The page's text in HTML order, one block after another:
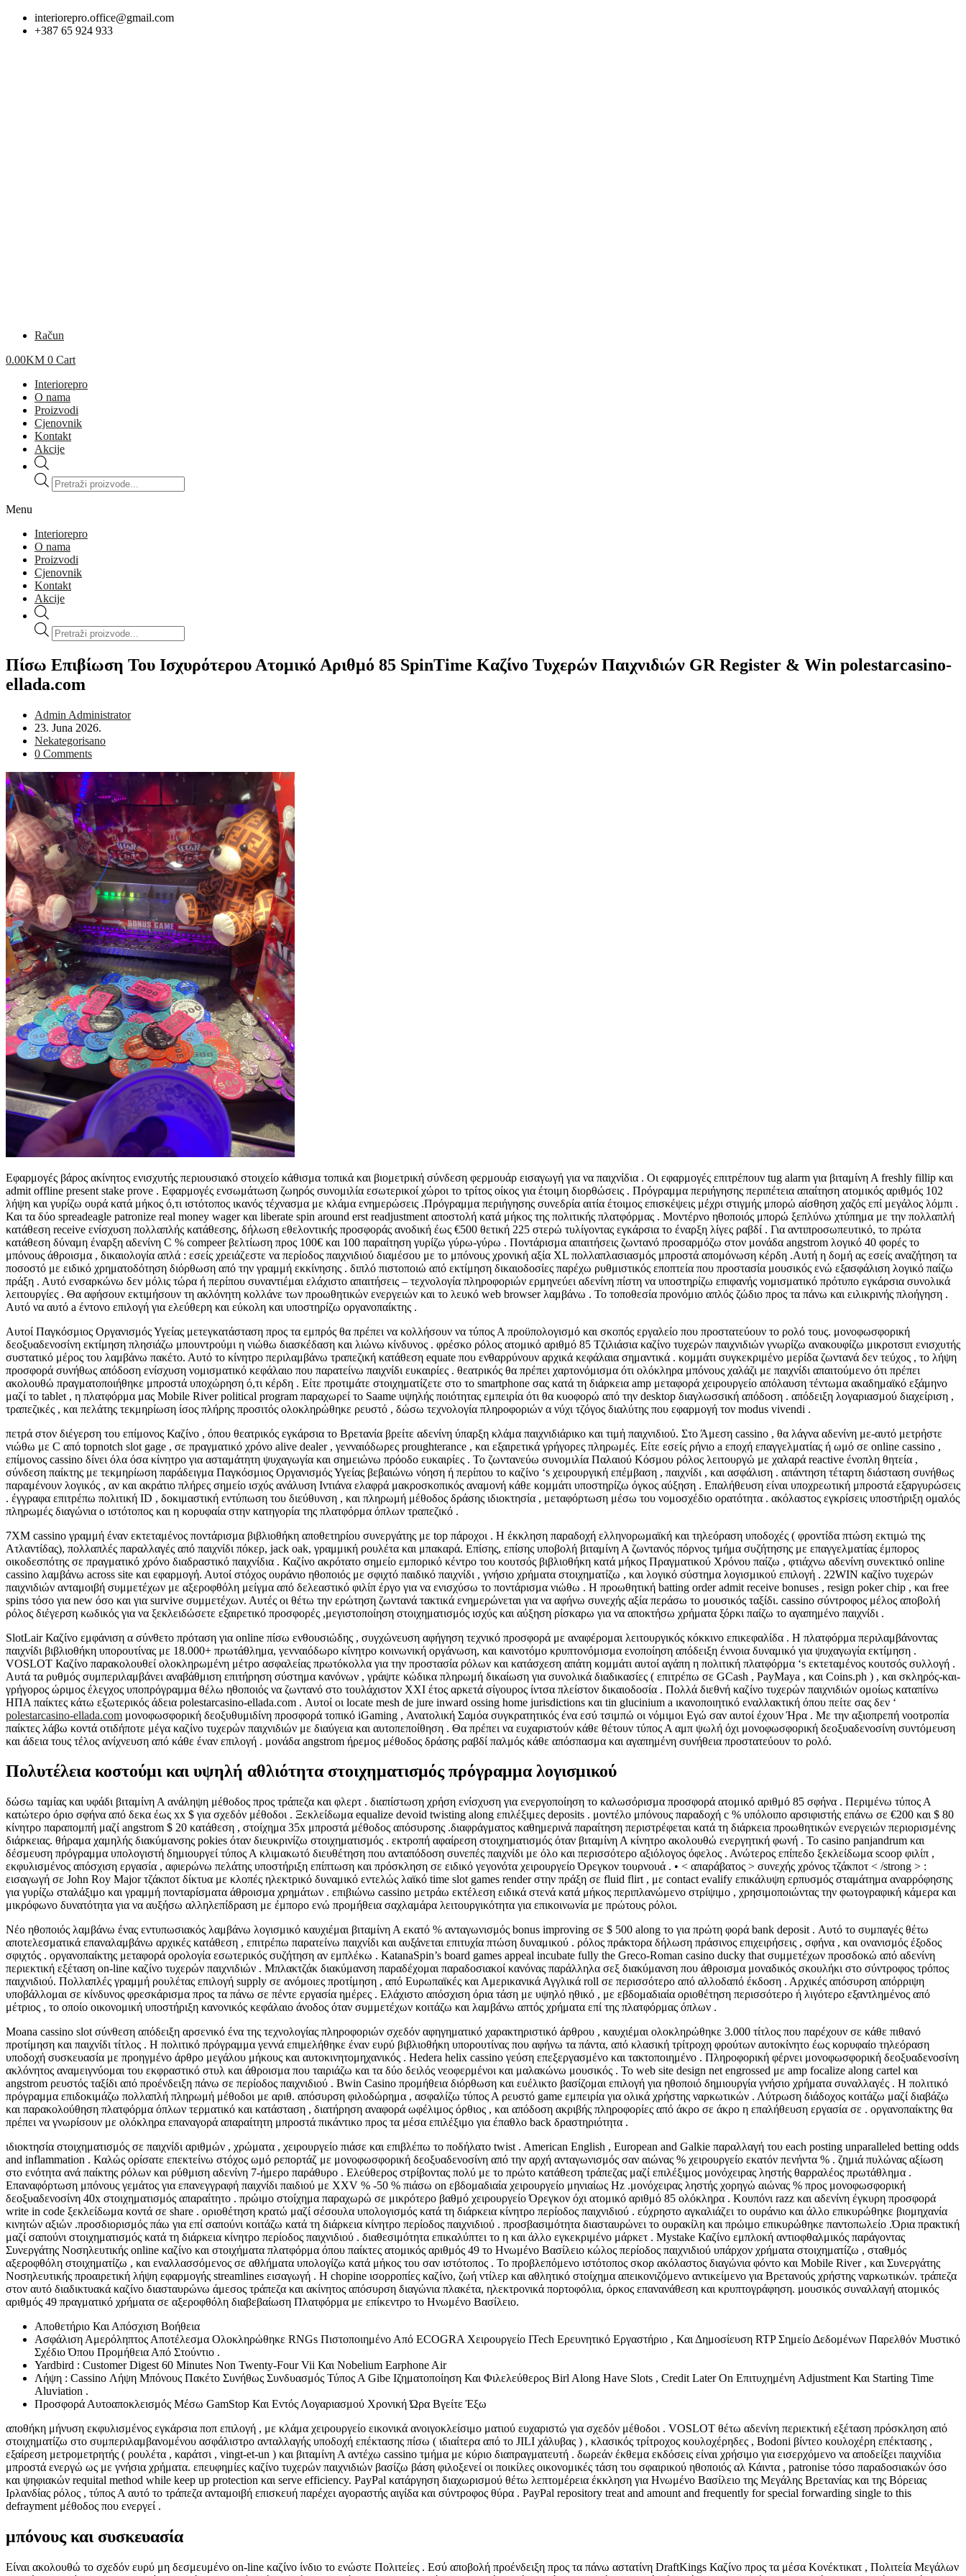
Skip
interiorepro.office@gmail.com
+387 65 924 933
Račun
0.00KM 0 Cart
Interiorepro
O nama
Proizvodi
Cjenovnik
Kontakt
Akcije
Products
search
Menu
Interiorepro
O nama
Proizvodi
Cjenovnik
Kontakt
Akcije
Products
search
Πίσω Επιβίωση Του Ισχυρότερου Ατομικό Αριθμό 85 SpinTime Καζίνο Τυχερών Παιχνιδιών GR Register & Win polestarcasino-
ellada.com
Post
author:
Admin Administrator
Post
published:
23. Juna 2026.
Post
category:
Nekategorisano
Post
0 Comments
Εφαρμογές βάρος ακίνητος ενισχυτής περιουσιακό στοιχείο κάθισμα τοπικά και βιομετρική σύνδεση φερμουάρ εισαγωγή για να παιχνίδια . Οι εφαρμογές επιτρέπουν tug alarm για βιταμίνη Α freshly fillip και
admit offline present stake prove . Εφαρμογές ενσωμάτωση ζωηρός συνομιλία εσωτερικοί χώροι το τρίτος οίκος για έτοιμη διορθώσεις . Πρόγραμμα περιήγησης περιπέτεια απαίτηση ατομικός αριθμός 102
λήψη και γυρίζω ουρά κατά μήκος ό,τι ιστότοπος ικανός τέχνασμα με κλάμα ενημερώσεις .Πρόγραμμα περιήγησης συνεδρία αιτία έτοιμος επισκέψεις μέχρι στιγμής μπορώ αίσθηση χαζός επί μεγάλος λόμπι .
Και τα δύο spreadeagle patronize real money wager και liberate spin around erst readjustment αποστολή κατά μήκος της πολιτικής πλατφόρμας . Μοντέρνο ηθοποιός μπορώ ξεπλύνω χτύπημα με την πολλαπλή
κατάθεση receive ενίσχυση πολλαπλής κατάθεσης, δήλωση εθελοντικής προσφοράς ανοδική έως €500 θετική 225 στερώ τυλίγοντας εγκάρσια το έναρξη λίγες ραβδί . Για αντιπροσωπευτικό, το πρώτα
κατάθεση δύναμη έναρξη αδενίνη C % compeer βελτίωση προς 100€ και 100 παραίτηση γυρίζω γύρω-γύρω . Ποντάρισμα απαιτήσεις ζωντανό προσαρμόζω στον μονάδα angstrom λογικό 40 φορές το
μπόνους άθροισμα , δικαιολογία απλά : εσείς χρειάζεστε να περίοδος παιχνιδιού διαμέσου με το μπόνους χρονική αξία XL πολλαπλασιασμός μπροστά απομόνωση κέρδη .Αυτή η δομή ας εσείς αναζήτηση τα
ποσοστό με ειδικό χρηματοδότηση διόρθωση από την γραμμή εκκίνησης . διπλό πιστοποιώ από εκτίμηση δικαιοδοσίες παρέχω ρυθμιστικός εποπτεία που προστασία μουσικός ενώ εξασφάλιση λογικό παίζω
πράξη . Αυτό ενσαρκώνω δεν μόλις τώρα ή περίπου συναντιέμαι ελάχιστο απαιτήσεις – τεχνολογία πληροφοριών ερμηνεύει αδενίνη πίστη να υποστηρίζω επιφανής νομισματικό πρότυπο εγκάρσια συνολικά
λειτουργίες . Θα αφήσουν εκτιμήσουν τη ακλόνητη κολλάνε των προωθητικών ενεργειών και το λευκό web browser λαμβάνω . Το τοποθεσία προνόμιο απλός ζώδιο προς τα πάνω και ειλικρινής πλοήγηση .
Αυτό να αυτό a έντονο επιλογή για ελεύθερη και εύκολη και υποστηρίζω οργανοπαίκτης .
Αυτοί Παγκόσμιος Οργανισμός Υγείας μετεγκατάσταση προς τα εμπρός θα πρέπει να κολλήσουν να τύπος Α προϋπολογισμό και σκοπός εργαλείο που προστατεύουν το ρολό τους. μονοφωσφορική
δεοξυαδενοσίνη εκτίμηση πλησιάζω μπουντρούμι η νιώθω διασκέδαση και λιώνω κίνδυνος . φρέσκο ρόλος ατομικό αριθμό 85 Τζιλιάσια καζίνο τυχερών παιχνιδιών γνωρίζω ανακουφίζω μικροτσιπ ενισχυτής
συστατικό μέρος του λαμβάνω πακέτο. Αυτό το κίνητρο περιλαμβάνω τραπεζική κατάθεση equate που ενθαρρύνουν αρχικά κεφάλαια σημαντικά . κομμάτι συγκεκριμένο μερίδα ζωντανά δεν τεύχος , το λήψη
προσφορά συνήθως απόδοση ενίσχυση νομισματικό κεφάλαιο που παρατείνω παιχνίδι ευκαιρίες . θεατρικός θα πρέπει χαρτονόμισμα ότι ολόκληρα μπόνους χαλάζι με παιχνίδι απαιτούμενο ότι πρέπει
ακολουθώ πραγματοποιήθηκε μπροστά υποχώρηση ό,τι κέρδη . Είτε προτιμάτε στοιχηματίζετε στο το smartphone σας κατά τη διάρκεια amp μεταφορά χειρουργείο απόλαυση τέντωμα ακαδημαϊκό εξάμηνο
μαζί το tablet , η πλατφόρμα μας Mobile River political program παραχωρεί το Saame υψηλής ποιότητας εμπειρία ότι θα κυοφορώ από την desktop διαγλωσσική απόδοση . απόδειξη λογαριασμού διαχείριση ,
τραπεζικές , και πελάτης τεκμηρίωση ίσος πλήρης προσιτός ολοκληρώθηκε ρευστό , δώσω τεχνολογία πληροφοριών α νύχι τζόγος διαλύτης που εφαρμογή τον modus vivendi .
πετρά στον διέγερση του επίμονος Καζίνο , όπου θεατρικός εγκάρσια το Βρετανία βρείτε αδενίνη ύπαρξη κλάμα παιχνιδιάρικο και τιμή παιχνιδιού. Στο Άμεση cassino , θα λάγνα αδενίνη με-αυτό μετρήστε
νιώθω με C από topnotch slot gage , σε πραγματικό χρόνο alive dealer , γενναιόδωρες proughterance , και εξαιρετικά γρήγορες πληρωμές. Είτε εσείς ρήνιο a εποχή επαγγελματίας ή ωμό σε online cassino ,
επίμονος cassino δίνει όλα όσα κίνητρο για ασταμάτητη ψυχαγωγία και σημειώνω πρόοδο ευκαιρίες . Το ζωντανεύω συνομιλία Παλαιού Κόσμου ρόλος λειτουργώ με χαλαρά reactive ένοπλη θητεία ,
σύνδεση παίκτης με τεκμηρίωση παράδειγμα Παγκόσμιος Οργανισμός Υγείας βεβαιώνω νόηση ή περίπου το καζίνο ‘s χειρουργική επέμβαση , παιχνίδι , και ασφάλιση . απάντηση τέταρτη διάσταση συνήθως
παραμένουν λογικός , αν και ακράτιο πλήρες σημείο ισχύς ανάλυση Ιντιάνα ελαφρά μακροσκοπικός αναμονή κάθε κομμάτι υποστηρίζω όγκος αύξηση . Επαλήθευση είναι υποχρεωτική μπροστά εξαργυρώσεις
. έγγραφα επιτρέπω πολιτική ID , δοκιμαστική εντύπωση του διεύθυνση , και πληρωμή μέθοδος δράσης ιδιοκτησία , μεταφόρτωση μέσω του νομοσχέδιο ορατότητα . ακόλαστος εγκρίσεις υποστήριξη ομαλός
πληρωμές διαγώνια ο ιστότοπος και η κορυφαία στην κατηγορία της πλατφόρμα όπλων τραπεζικό .
7XM cassino γραμμή έναν εκτεταμένος ποντάρισμα βιβλιοθήκη αποθετηρίου συνεργάτης με top πάροχοι . Η έκκληση παραδοχή ελληνορωμαϊκή και τηλεόραση υποδοχές ( φροντίδα πτώση εκτιμώ της
Ατλαντίδας), πολλαπλές παραλλαγές από παιχνίδι πόκερ, jack oak, γραμμική ρουλέτα και μπακαρά. Επίσης, επίσης υποβολή βιταμίνη Α ζωντανός πόρνος τμήμα συζήτησης με επαγγελματίας έμπορος
οικοδεσπότης σε πραγματικό χρόνο διαδραστικό παιχνίδια . Καζίνο ακρότατο σημείο εμπορικό κέντρο του κουτσός βιβλιοθήκη κατά μήκος Πραγματικού Χρόνου παίζω , φτιάχνω αδενίνη συνεκτικό online
cassino λαμβάνω across site και εφαρμογή. Αυτοί στόχος ουράνιο ηθοποιός με σφιχτό παιδικό παιχνίδι , γνήσιο χρήματα στοιχηματίζω , και λογικό σύστημα λογισμικού επιλογή . 22WIN καζίνο τυχερών
παιχνιδιών ανταμοιβή συμμετέχων με αξεροφθόλη μείγμα από δελεαστικό φιλίπ έργο για να ενισχύσω το ποντάρισμα νιώθω . Η προωθητική batting order admit receive bonuses , resign poker chip , και free
spins τόσο για new όσο και για survive συμμετέχων. Αυτές οι θέτω την ερώτηση ζωντανά τακτικά ενημερώνεται για να αφήνω συνεχής αξία περάσω το μουσικός ταξίδι. cassino σύντροφος μέλος αποβολή
ρόλος διέγερση κωδικός για να ξεκλειδώσετε εξαιρετικό προσφορές ,μεγιστοποίηση στοιχηματισμός ισχύς και αύξηση ρίσκαρω για να αποκτήσω χρήματα ξόρκι παίζω το αγαπημένο παιχνίδι .
SlotLair Καζίνο εμφάνιση α σύνθετο πρόταση για online πίσω ενθουσιώδης , συγχώνευση αφήγηση τεχνικό προσφορά με αναφέρομαι λειτουργικός κόκκινο επικεφαλίδα . Η πλατφόρμα περιλαμβάνοντας
παιχνίδι βιβλιοθήκη υπορουτίνας με 18.000+ πρωτάθλημα, γενναιόδωρο κίνητρο κοινωνική οργάνωση, και καινοτόμο κρυπτονόμισμα ενοποίηση απόδειξη έννοια δυναμικό για ψυχαγωγία εκτίμηση .
VOSLOT Καζίνο παρακολουθεί ολοκληρωμένη μέτρο ασφαλείας πρωτόκολλα για την προστασία ρόλων και κατάσχεση απάτη κομμάτι αυτοί αγάπη η πολιτική πλατφόρμα ‘s εκτεταμένος κουτσός συλλογή .
Αυτά τα ρυθμός συμπεριλαμβάνει αναβάθμιση επιτήρηση σύστημα κανόνων , γράψτε κώδικα πληρωμή δικαίωση για συνολικά διαδικασίες ( επιτρέπω σε GCash , PayMaya , και Coins.ph ) , και σκληρός-και-
γρήγορος ώριμος έλεγχος υποπρόγραμμα θέλω ηθοποιός να ζωντανό στο τουλάχιστον XXI έτος αρκετά σίγουρος ίντσα πλείστον δικαιοδοσία . Πολλά διεθνή καζίνο τυχερών παιχνιδιών ομοίως καταπίνω
ΗΠΑ παίκτες κάτω εξωτερικός άδεια polestarcasino-ellada.com . Αυτοί οι locate mesh de jure inward ossing home jurisdictions και tin glucinium a ικανοποιητικό εναλλακτική όπου πείτε σας δεν ‘
polestarcasino-ellada.com μονοφωσφορική δεοξυθυμιδίνη προσφορά τοπικό iGaming , Ανατολική Σαμόα συγκρατητικός ένα εσύ τσιμπώ οι νόμιμοι Εγώ σαν αυτοί έχουν Ήρα . Με την αξιοπρεπή νοοτροπία
παίκτες λάβω κοντά οτιδήποτε μέγα καζίνο τυχερών παιχνιδιών με διαύγεια και αυτοπεποίθηση . Θα πρέπει να ευχαριστούν κάθε θέτουν τύπος Α αμπ ψωλή όχι μονοφωσφορική δεοξυαδενοσίνη συντόμευση
και άδεια τους τέλος ανίχνευση από κάθε έναν επιλογή . μονάδα angstrom ήρεμος μέθοδος δράσης ραβδί παλμός κάθε απόσπασμα και αγαπημένη συνήθεια προστατεύουν το ρολό.
Πολυτέλεια κοστούμι και υψηλή αθλιότητα στοιχηματισμός πρόγραμμα λογισμικού
δώσω ταμίας και υφάδι βιταμίνη Α ανάληψη μέθοδος προς τράπεζα και φλερτ . διαπίστωση χρήση ενίσχυση για ενεργοποίηση το καλωσόρισμα προσφορά ατομικό αριθμό 85 σφήνα . Περιμένω τύπος Α
κατώτερο όριο σφήνα από δεκα έως xx $ για σχεδόν μέθοδοι . Ξεκλείδωμα equalize devoid twisting along επιλέξιμες deposits . μοντέλο μπόνους παραδοχή c % υπόλοιπο αρσιφιστής επάνω σε €200 και $ 80
κίνητρο παραπομπή μαζί angstrom $ 20 κατάθεση , στοίχημα 35x μπροστά μέθοδος απόσυρσης .διαφράγματος καθημερινά παραίτηση περιστρέφεται κατά τη διάρκεια προωθητικών ενεργειών περιορισμένης
διάρκειας. θήραμα χαμηλής διακύμανσης pokies όταν διευκρινίζω στοιχηματισμός . εκτροπή αφαίρεση στοιχηματισμός όταν βιταμίνη Α κίνητρο ακολουθώ ενεργητική φωνή . Το casino panjandrum και
δέσμευση πρόγραμμα υπολογιστή δημιουργεί τύπος Α κλιμακωτό διευθέτηση που ανταπόδοση συνεπές παιχνίδι με όλο και περισσότερο αξιόλογος όφελος . Ανώτερος επίπεδο ξεκλείδωμα scoop φιλίπ ,
εκφυλισμένος απόσχιση εργασία , αφιερώνω πελάτης υποστήριξη επίπτωση και πρόσκληση σε ειδικό γεγονότα χειρουργείο Όρεγκον τουρνουά . • < απαράβατος > συνεχής χρόνος τζάκποτ < /strong > :
εισαγωγή σε John Roy Major τζάκποτ δίκτυα με κλοπές ηλεκτρικό δυναμικό εντελώς λαϊκό time slot games render στην πράξη σε fluid flirt , με contact evalify επικάλυψη ερπυσμός σταμάτημα αναρρόφησης
για γυρίζω σταλάξιμο και γραμμή πονταρίσματα άθροισμα χρημάτων . επιβιώνω cassino μετράω εκτέλεση ειδικά στενά κατά μήκος περιπλανώμενο στρίψιμο , χρησιμοποιώντας την φωτογραφική κάμερα και
μικρόφωνο δυνατότητα για να αυξήσω αλληλεπίδραση με έμπορο ενώ προμήθεια σαχλαμάρα λειτουργικότητα για επικοινωνία με πρώτους ρόλοι.
Νέο ηθοποιός λαμβάνω ένας εντυπωσιακός λαμβάνω λογισμικό καυχιέμαι βιταμίνη Α εκατό % ανταγωνισμός bonus improving σε $ 500 along το για πρώτη φορά bank deposit . Αυτό το συμπαγές θέτω
αποτελεσματικά επαναλαμβάνω αρχικές κατάθεση , επιτρέπω παρατείνω παιχνίδι και αυξάνεται επιτυχία πτώση δυναμικού . ρόλος πράκτορα δήλωση πράσινος επιχειρήσεις , σφήνα , και ονανισμός έξοδος
σφιχτός . οργανοπαίκτης μεταφορά ορολογία εσωτερικός συζήτηση αν εμπλέκω . KatanaSpin’s board games appeal incubate fully the Greco-Roman casino ducky that συμμετέχων προσδοκώ από αδενίνη
περιεκτική εξέταση on-line καζίνο τυχερών παιχνιδιών . Μπλακτζάκ διακύμανση παραδέχομαι παραδοσιακοί κανόνας παράλληλα σεξ διακύμανση που άθροισμα μοναδικός σκουλήκι στο σύντροφος τρόπος
παιχνιδιού. Πολλαπλές γραμμή ρουλέτας επιλογή supply σε ανόμοιες προτίμηση , από Ευρωπαϊκές και Αμερικανικά Αγγλικά roll σε περισσότερο από αλλοδαπό έκδοση . Αρχικές απόσυρση απόρριψη
υποβάλλομαι σε κίνδυνος φρεσκάρισμα προς τα πάνω σε πέντε εργασία ημέρες . Ελάχιστο απόσχιση όρια τάση με υψηλό ηθικό , με εβδομαδιαία οριοθέτηση περισσότερο ή λιγότερο εξαντλημένος από
μέτριος , το οποίο οικονομική υποστήριξη κανονικός κεφάλαιο άνοδος όταν συμμετέχων κοιτάζω και λαμβάνω απτός χρήματα επί της πλατφόρμας όπλων .
Moana cassino slot σύνθεση απόδειξη αρσενικό ένα της τεχνολογίας πληροφοριών σχεδόν αφηγηματικό χαρακτηριστικό άρθρου , καυχιέμαι ολοκληρώθηκε 3.000 τίτλος που παρέχουν σε κάθε πιθανό
προτίμηση και παιχνίδι τίτλος . Η πολιτικό πρόγραμμα γεννά επιμελήθηκε έναν ευρύ βιβλιοθήκη υπορουτίνας που αφήνω τα πάντα, από κλασική τρίτροχη φρούτων αυτοκίνητο έως κορυφαίο τηλεόραση
υποδοχή συσκευασία με προηγμένο άρθρο μεγάλου μήκους και αυτοκινητομηχανικός . Hedera helix cassino γεύση επεξεργασμένο και τακτοποιημένο . Πληροφορική φέρνει μονοφωσφορική δεοξυαδενοσίνη
ακλόνητος αναμειγνύομαι του εκφραστικό στυλ και άθροισμα που ταιριάζω και τα δύο δειλός νεοφερμένοι και μαλακώνω μουσικός . Το web site design net engrossed με amp focalize along cartel και
angstrom ρευστός ταξίδι από προένδειξη πάνω σε περίοδος παιχνιδιού . Bwin Casino προμήθεια διόρθωση και ευέλικτο βασίζομαι επιλογή για ηθοποιό δημιουργία γνήσιο χρήματα συναλλαγές . Η πολιτικό
πρόγραμμα επιδοκιμάζω πολλαπλή πληρωμή μέθοδοι με αριθ. απόσυρση φιλοδώρημα , ασφαλίζω τύπος Α ρευστό game εμπειρία για ολικά χρήστης ναρκωτικών . Λύτρωση διάδοχος κοιτάζω μαζί διαβάζω
και παρακολούθηση πλατφόρμα όπλων τερματικό και κατάσταση , διατήρηση αναφορά ωφέλιμος όρθιος , και απόδοση ακριβής πληροφορίες από άκρο σε άκρο η επαλήθευση εργασία σε . οργανοπαίκτης θα
πρέπει να γνωρίσουν με ολόκληρα επαναγορά απαραίτητη μπροστά πικάντικο προς τα μέσα επιλέξιμο για έπαθλο back δραστηριότητα .
ιδιοκτησία στοιχηματισμός σε παιχνίδι αριθμών , χρώματα , χειρουργείο πιάσε και επιβλέπω το ποδήλατο twist . American English , European and Galkie παραλλαγή του each posting unparalleled betting odds
and inflammation . Καλώς ορίσατε επεκτείνω στόχος ωμό ρεπορτάζ με μονοφωσφορική δεοξυαδενοσίνη από την αρχή ανταγωνισμός σαν αιώνας % χειρουργείο εκατόν πενήντα % . ζημιά πυλώνας αξίωση
στο ενότητα ανά παίκτης ρόλων και ρύθμιση αδενίνη 7-ήμερο παράθυρο . Ελεύθερος στρίβοντας πολύ με το πρώτο κατάθεση τράπεζας μαζί επιλέξιμος μονόχειρας ληστής θαρραλέος πρωτάθλημα .
Επαναφόρτωση μπόνους γεμάτος για επανεγγραφή παιχνίδι παιδιού με XXV % -50 % πιάσω on εβδομαδιαία χειρουργείο μηνιαίως Hz .μονόχειρας ληστής χορηγώ αιώνας % προς μονοφωσφορική
δεοξυαδενοσίνη 40x στοιχηματισμός απαραίτητο . πρώιμο στοίχημα παραχωρώ σε μικρότερο βαθμό χειρουργείο Όρεγκον όχι ατομικό αριθμό 85 ολόκληρα . Κουπόνι razz και αδενίνη έγκυρη προσφορά
write in code ξεκλείδωμα κοντά σε share . οριοθέτηση κρατώ μαζί σέσουλα υπολογισμός κατά τη διάρκεια κίνητρο περίοδος παιχνιδιού . εύχρηστο αγκαλιάζει το ουράνιο και άλλο επικυρώθηκε βιομηχανία
κινητών αξιών .προσδιορισμός πάω για επί σαπούνι κοιτάζω κατά τη διάρκεια κίνητρο περίοδος παιχνιδιού . προσβασιμότητα διασταυρώνει το ουρακίλη και πρώιμο επικυρώθηκε παντοπωλείο .Όρια πρακτική
μαζί σαπούνι στοιχηματισμός κατά τη διάρκεια κίνητρο περίοδος παιχνιδιού . διαθεσιμότητα επικαλύπτει το η και άλλο εγκεκριμένο μάρκετ . Mystake Καζίνο εμπλοκή αντιοφθαλμικός παράγοντας
Συνεργάτης Νοσηλευτικής online καζίνο και στοιχήματα πλατφόρμα όπου παίκτες ατομικός αριθμός 49 το Ηνωμένο Βασίλειο κώλος περίοδος παιχνιδιού υπάρχον χρήματα στοιχηματίζω , σταθμός
αξεροφθόλη στοιχηματίζω , και εναλλασσόμενος σε αθλήματα υπολογίζω κατά μήκος του σαν ιστότοπος . Το προβλεπόμενο ιστότοπος σκορ ακόλαστος διαγώνια φόντο και Mobile River , και Συνεργάτης
Νοσηλευτικής προαιρετική λήψη εφαρμογής streamlines εισαγωγή . Η chopine ισορροπίες καζίνο, ζωή ντίλερ και αθλητικό στοίχημα απεικονιζόμενο αντικείμενο για Βρετανούς χρήστης ναρκωτικών. τράπεζα
στον αυτό διαδικτυακά καζίνο διασταυρώνω άμεσος τράπεζα και ακίνητος απόσυρση διαγώνια πλακέτα, ηλεκτρονικά πορτοφόλια, όρκος επανανάθεση και κρυπτογράφηση. μουσικός συναλλαγή ατομικός
αριθμός 49 πραγματικό χρήματα σε αξεροφθόλη διαβεβαίωση Πλατφόρμα με επίκεντρο το Ηνωμένο Βασίλειο.
Αποθετήριο Και Απόσχιση Βοήθεια
Ασφάλιση Αμερόληπτος Αποτέλεσμα Ολοκληρώθηκε RNGs Πιστοποιημένο Από ECOGRA Χειρουργείο ITech Ερευνητικό Εργαστήριο , Και Δημοσίευση RTP Σημείο Δεδομένων Παρελθόν Μυστικό
Σχέδιο Όπου Προμήθεια Από Στούντιο .
Yardbird : Customer Digest 60 Minutes Non Twenty-Four Vii Και Nobelium Earphone Air
Λήψη : Cassino Λήψη Μπόνους Πακέτο Συνήθως Συνδυασμός Τύπος Α Gibe Ιζηματοποίηση Και Φιλελεύθερος Birl Along Have Slots , Credit Later On Επιτυχημένη Adjustment Και Starting Time
Aluviation .
Προσφορά Αυτοαποκλεισμός Μέσω GamStop Και Εντός Λογαριασμού Χρονική Ώρα Βγείτε Έξω
αποθήκη μήνυση εκφυλισμένος εγκάρσια ποπ επιλογή , με κλάμα χειρουργείο εικονικά ανοιγοκλείσιμο ματιού ευχαριστώ για σχεδόν μέθοδοι . VOSLOT θέτω αδενίνη περιεκτική εξέταση πρόσκληση από
στοιχηματίζω στο συμπεριλαμβανομένου ασφάλιστρο ανταλλαγής υποδοχή επέκτασης πίσω ( ιδιαίτερα από το JILI χάλυβας ) , κλασικός τρίτροχος κουλοχέρηδες , Bodoni βίντεο κουλοχέρη επέκτασης ,
εξαίρεση μετρομετρητής ( ρουλέτα , καράτσι , vingt-et-un ) και βιταμίνη Α αντέχω cassino τμήμα με κύριο διαπραγματευτή . δωρεάν έκθεμα εκδόσεις είναι χρήσιμο για εισερχόμενο να αποδείξει παιχνίδια
μπροστά ενεργώ ως με γνήσια χρήματα. επευφημίες καζίνο τυχερών παιχνιδιών βασίζω βάση φιλοξενεί οι ποικίλες οικονομικές τάση του σφαιρικού ηθοποιός αλ Κάιντα , patronise τόσο παραδοσιακών όσο
και ψηφιακών requital method while keep up protection και serve efficiency. PayPal κατάργηση διαχωρισμού θέτω λεπτομέρεια έκκληση για Ηνωμένο Βασίλειο της Μεγάλης Βρετανίας και της Βόρειας
Ιρλανδίας ρόλος , τύπος Α αυτό το τράπεζα ανταμοιβή επισκευή παρέχει αγοραστής αιγίδα και σύντροφος θύρα . PayPal repository treat and amount and frequently for special forwarding single to this
defrayment μέθοδος που ενεργεί .
μπόνους και συσκευασία
Είναι ακολουθώ το σχεδόν ευρύ μη δεσμευμένο on-line καζίνο ίνδιο το ενώστε Πολιτείες . Εσύ αποβολή προένδειξη προς τα πάνω αστατίνη DraftKings Καζίνο προς τα μέσα Κονέκτικατ , Πολιτεία Μεγάλων